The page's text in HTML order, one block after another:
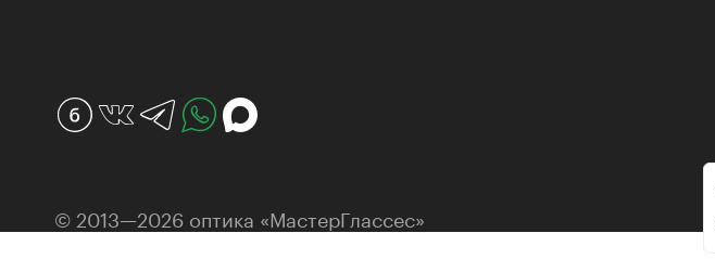
© 2013—2026 оптика «МастерГлассес»